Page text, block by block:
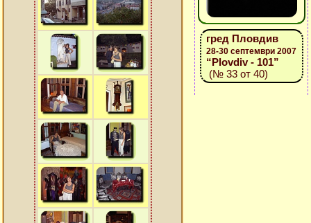
гред Пловдив
28-30 септември 2007
“Plovdiv - 101”
(№ 33 от 40)